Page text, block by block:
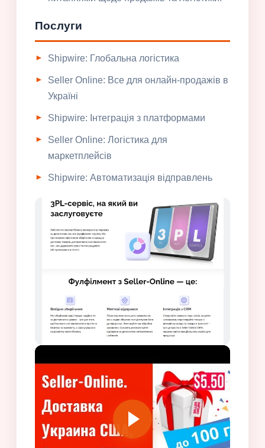
Послуги
Shipwire: Глобальна логістика
Seller Online: Все для онлайн-продажів в
Україні
Shipwire: Інтеграція з платформами
Seller Online: Логістика для
маркетплейсів
Shipwire: Автоматизація відправлень